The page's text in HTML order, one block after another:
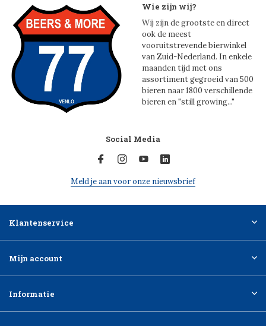
Wie zijn wij?
Wij zijn de grootste en direct
ook de meest
vooruitstrevende bierwinkel
van Zuid-Nederland. In enkele
maanden tijd met ons
assortiment gegroeid van 500
bieren naar 1800 verschillende
bieren en "still growing..."
Social Media
Meld je aan voor onze nieuwsbrief
Klantenservice
Mijn account
Informatie